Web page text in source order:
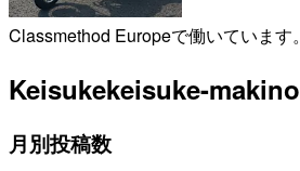
Classmethod Europeで働いています。
Keisukekeisuke-makino
月別投稿数